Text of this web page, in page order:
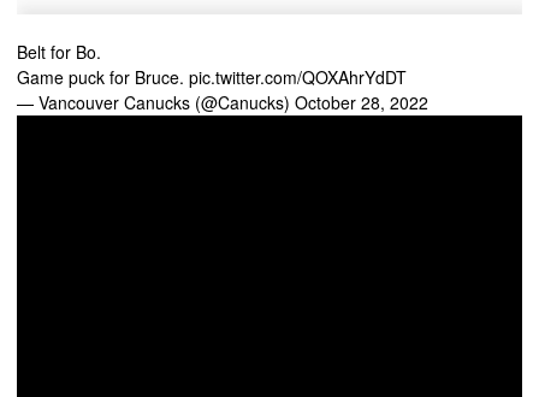
Belt for Bo.
Game puck for Bruce. pic.twitter.com/QOXAhrYdDT
— Vancouver Canucks (@Canucks) October 28, 2022